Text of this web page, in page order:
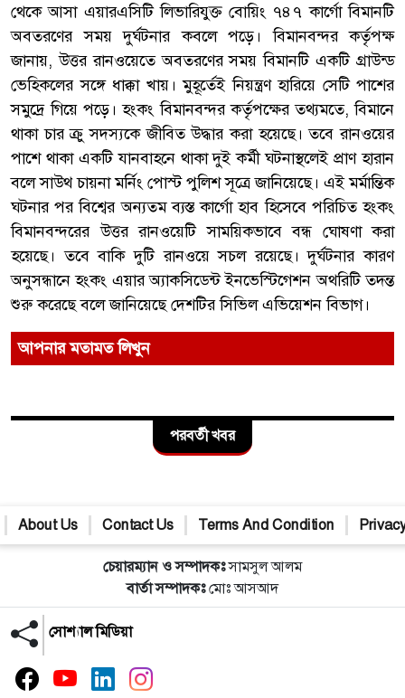
থেকে আসা এয়ারএসি‌টি লিভারিযুক্ত বোয়িং ৭৪৭ কার্গো বিমানটি
অবতরণের সময় দুর্ঘটনার কবলে পড়ে। বিমানবন্দর কর্তৃপক্ষ
জানায়, উত্তর রানওয়েতে অবতরণের সময় বিমানটি একটি গ্রাউন্ড
ভেহিকলের সঙ্গে ধাক্কা খায়। মুহূর্তেই নিয়ন্ত্রণ হারিয়ে সেটি পাশের
সমুদ্রে গিয়ে পড়ে। হংকং বিমানবন্দর কর্তৃপক্ষের তথ্যমতে, বিমানে
থাকা চার ক্রু সদস্যকে জীবিত উদ্ধার করা হয়েছে। তবে রানওয়ের
পাশে থাকা একটি যানবাহনে থাকা দুই কর্মী ঘটনাস্থলেই প্রাণ হারান
বলে সাউথ চায়না মর্নিং পোস্ট পুলিশ সূত্রে জানিয়েছে। এই মর্মান্তিক
ঘটনার পর বিশ্বের অন্যতম ব্যস্ত কার্গো হাব হিসেবে পরিচিত হংকং
বিমানবন্দরের উত্তর রানওয়েটি সাময়িকভাবে বন্ধ ঘোষণা করা
হয়েছে। তবে বাকি দুটি রানওয়ে সচল রয়েছে। দুর্ঘটনার কারণ
অনুসন্ধানে হংকং এয়ার অ্যাকসিডেন্ট ইনভেস্টিগেশন অথরিটি তদন্ত
শুরু করেছে বলে জানিয়েছে দেশটির সিভিল এভিয়েশন বিভাগ।
আপনার মতামত লিখুন
পরবর্তী খবর
About Us Contact Us Terms And Condition
চেয়ারম্যান ও সম্পাদকঃসামসুল আলম
বার্তা সম্পাদকঃমোঃ আসআদ
সোশ্যাল মিডিয়া